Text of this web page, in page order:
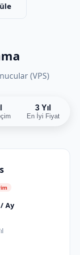
(VPS)
3 Yıl
En İyi Fiyat
/ Ay